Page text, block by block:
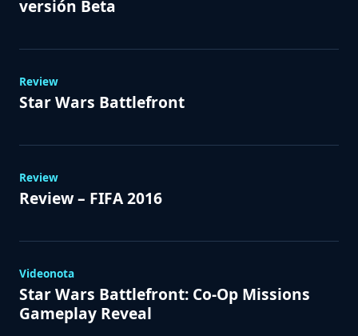
versión Beta
Review
Star Wars Battlefront
Review
Review – FIFA 2016
Videonota
Star Wars Battlefront: Co-Op Missions
Gameplay Reveal